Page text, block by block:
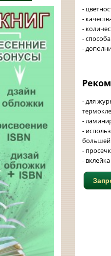
-
-
-
-
-
- для
-
-
большей
-
-